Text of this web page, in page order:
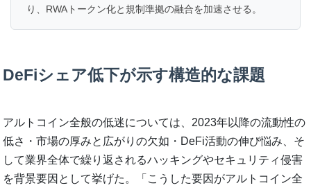
り、RWAトークン化と規制準拠の融合を加速させる。
DeFiシェア低下が示す構造的な課題
アルトコイン全般の低迷については、2023年以降の流動性の
低さ・市場の厚みと広がりの欠如・DeFi活動の伸び悩み、そ
して業界全体で繰り返されるハッキングやセキュリティ侵害
を背景要因として挙げた。「こうした要因がアルトコイン全